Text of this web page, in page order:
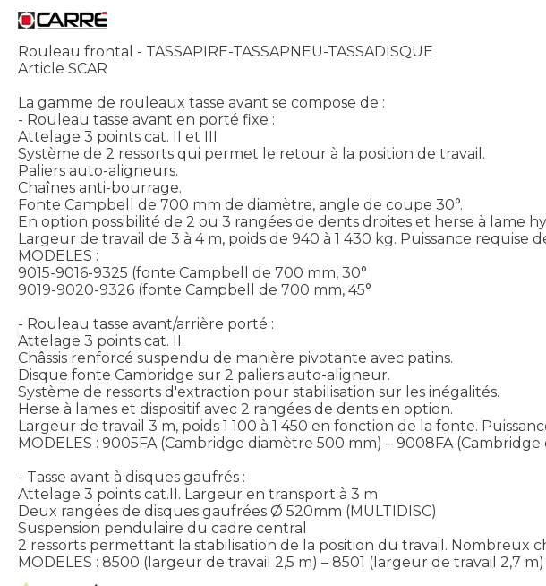
Rouleau frontal - TASSAPIRE-TASSAPNEU-TASSADISQUE
Article SCAR
La gamme de rouleaux tasse avant se compose de :
- Rouleau tasse avant en porté fixe :
Attelage 3 points cat. II et III
Système de 2 ressorts qui permet le retour à la position de travail.
Paliers auto-aligneurs.
Chaînes anti-bourrage.
Fonte Campbell de 700 mm de diamètre, angle de coupe 30°.
En option possibilité de 2 ou 3 rangées de dents droites et herse à lame
Largeur de travail de 3 à 4 m, poids de 940 à 1 430 kg. Puissance requise
MODELES :
9015-9016-9325 (fonte Campbell de 700 mm, 30°
9019-9020-9326 (fonte Campbell de 700 mm, 45°
- Rouleau tasse avant/arrière porté :
Attelage 3 points cat. II.
Châssis renforcé suspendu de manière pivotante avec patins.
Disque fonte Cambridge sur 2 paliers auto-aligneur.
Système de ressorts d'extraction pour stabilisation sur les inégalités.
Herse à lames et dispositif avec 2 rangées de dents en option.
Largeur de travail 3 m, poids 1 100 à 1 450 en fonction de la fonte.
MODELES : 9005FA (Cambridge diamètre 500 mm) – 9008FA
- Tasse avant à disques gaufrés :
Attelage 3 points cat.II. Largeur en transport à 3 m
Deux rangées de disques gaufrées Ø 520mm (MULTIDISC)
Suspension pendulaire du cadre central
2 ressorts permettant la stabilisation de la position du travail. Nombreux
MODELES : 8500 (largeur de travail 2,5 m) – 8501 (largeur de travail 2,7